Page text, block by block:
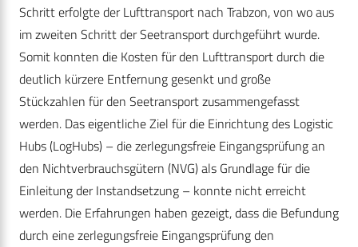
Schritt erfolgte der Lufttransport nach Trabzon, von wo aus
im zweiten Schritt der Seetransport durchgeführt wurde.
Somit konnten die Kosten für den Lufttransport durch die
deutlich kürzere Entfernung gesenkt und große
Stückzahlen für den Seetransport zusammengefasst
werden. Das eigentliche Ziel für die Einrichtung des Logistic
Hubs (LogHubs) – die zerlegungsfreie Eingangsprüfung an
den Nichtverbrauchsgütern (NVG) als Grundlage für die
Einleitung der Instandsetzung – konnte nicht erreicht
werden. Die Erfahrungen haben gezeigt, dass die Befundung
durch eine zerlegungsfreie Eingangsprüfung den